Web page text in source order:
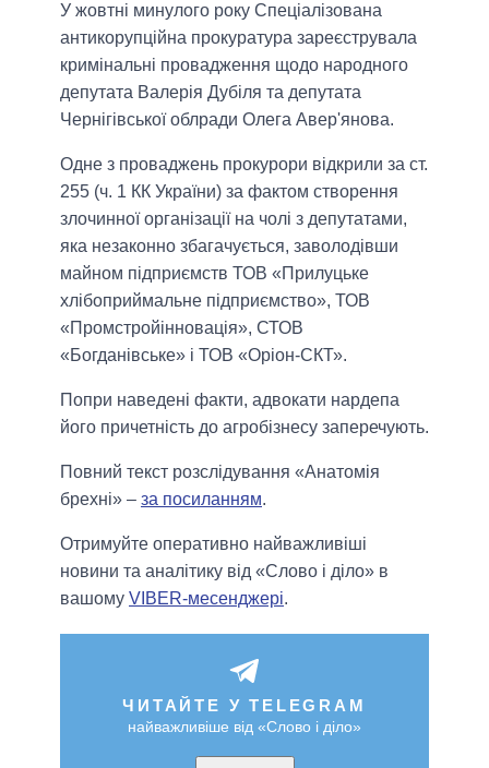
У жовтні минулого року Спеціалізована
антикорупційна прокуратура зареєструвала
кримінальні провадження щодо народного
депутата Валерія Дубіля та депутата
Чернігівської облради Олега Авер'янова.
Одне з проваджень прокурори відкрили за ст.
255 (ч. 1 КК України) за фактом створення
злочинної організації на чолі з депутатами,
яка незаконно збагачується, заволодівши
майном підприємств ТОВ «Прилуцьке
хлібоприймальне підприємство», ТОВ
«Промстройінновація», СТОВ
«Богданівське» і ТОВ «Оріон-СКТ».
Попри наведені факти, адвокати нардепа
його причетність до агробізнесу заперечують.
Повний текст розслідування «Анатомія
брехні» – за посиланням.
Отримуйте оперативно найважливіші
новини та аналітику від «Слово і діло» в
вашому VIBER-месенджері.
ЧИТАЙТЕ У TELEGRAM
найважливіше від «Слово і діло»